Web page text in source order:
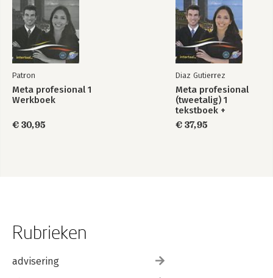
Patron
Meta profesional 1
Werkboek
€ 30,95
Diaz Gutierrez
Meta profesional
(tweetalig) 1
tekstboek +
Intertaal
augmented
€ 37,95
Rubrieken
advisering